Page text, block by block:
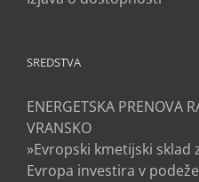
SREDSTVA
ENERGETSKA PRENOVA
VRANSKO
»Evropski kmetijski sklad
Evropa investira v